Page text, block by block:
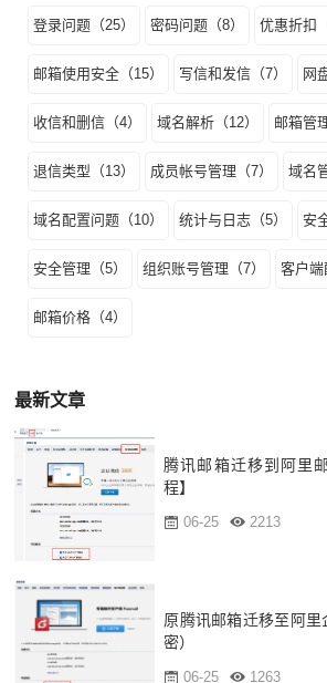
登录问题（25） 密码问题（8） 优惠折扣
邮箱使用安全（15） 写信和发信（7） 网
收信和删信（4） 域名解析（12） 邮箱管
退信类型（13） 成员帐号管理（7） 域名
域名配置问题（10） 统计与日志（5） 安
安全管理（5） 组织账号管理（7） 客户端
邮箱价格（4）
最新文章
腾讯邮箱迁移到阿里
程】
06-25 2213
原腾讯邮箱迁移至阿
密）
06-25 1263